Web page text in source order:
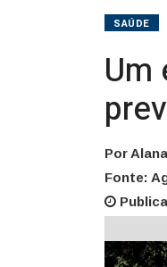
SAÚDE
Um
Por
Fonte: